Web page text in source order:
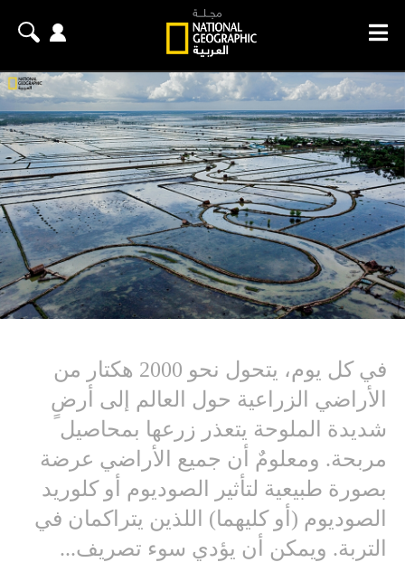
في كل يوم، يتحول نحو 2000 هكتار من
الأراضي الزراعية حول العالم إلى أرضٍ
شديدة الملوحة يتعذر زرعها بمحاصيل
مربحة. ومعلومٌ أن جميع الأراضي عرضة
بصورة طبيعية لتأثير الصوديوم أو كلوريد
الصوديوم (أو كليهما) اللذين يتراكمان في
التربة. ويمكن أن يؤدي سوء تصريف...